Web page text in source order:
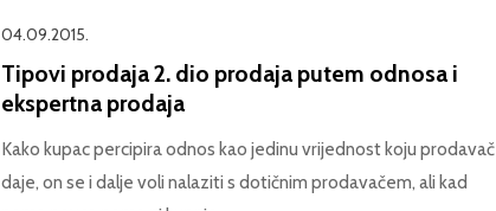
04.09.2015.
Tipovi prodaja 2. dio prodaja putem odnosa i
ekspertna prodaja
Kako kupac percipira odnos kao jedinu vrijednost koju prodavač
daje, on se i dalje voli nalaziti s dotičnim prodavačem, ali kad